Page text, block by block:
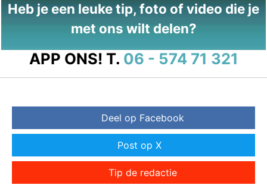
Heb je een leuke tip, foto of video die je
met ons wilt delen?
APP ONS! T. 06 - 574 71 321
Deel op Facebook
Post op X
Tip de redactie